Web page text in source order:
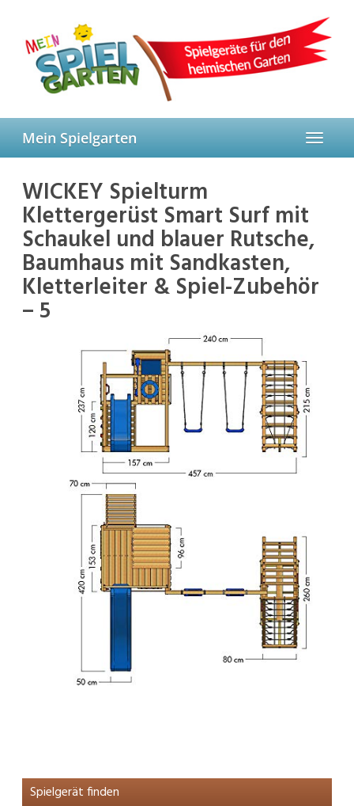
content
Toggle
Mein Spielgarten
WICKEY Spielturm
Klettergerüst Smart Surf mit
Schaukel und blauer Rutsche,
Baumhaus mit Sandkasten,
Kletterleiter & Spiel-Zubehör
– 5
Spielgerät finden